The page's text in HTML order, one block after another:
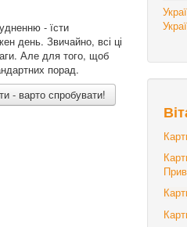
- їсти
день. Звичайно, всі ці
Але для того, щоб
порад.
- варто спробувати!